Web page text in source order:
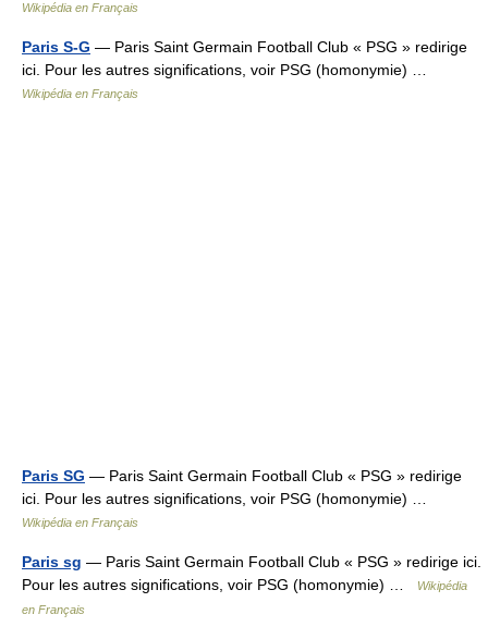
Wikipédia en Français
Paris S-G — Paris Saint Germain Football Club « PSG » redirige
ici. Pour les autres significations, voir PSG (homonymie) …
Wikipédia en Français
Paris SG — Paris Saint Germain Football Club « PSG » redirige
ici. Pour les autres significations, voir PSG (homonymie) …
Wikipédia en Français
Paris sg — Paris Saint Germain Football Club « PSG » redirige ici.
Pour les autres significations, voir PSG (homonymie) …
Wikipédia
en Français